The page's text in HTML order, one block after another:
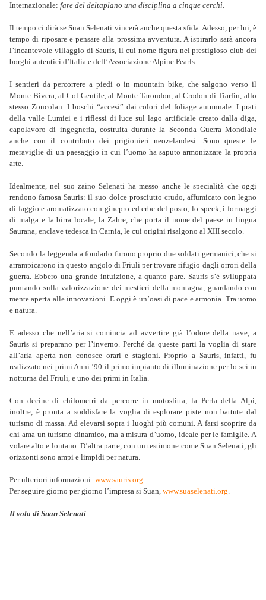
Internazionale: fare del deltaplano una disciplina a cinque cerchi.
Il tempo ci dirà se Suan Selenati vincerà anche questa sfida. Adesso, per lui, è
tempo di riposare e pensare alla prossima avventura. A ispirarlo sarà ancora
l’incantevole villaggio di Sauris, il cui nome figura nel prestigioso club dei
borghi autentici d’Italia e dell’Associazione Alpine Pearls.
I sentieri da percorrere a piedi o in mountain bike, che salgono verso il
Monte Bivera, al Col Gentile, al Monte Tarondon, al Crodon di Tiarfin, allo
stesso Zoncolan. I boschi “accesi” dai colori del foliage autunnale. I prati
della valle Lumiei e i riflessi di luce sul lago artificiale creato dalla diga,
capolavoro di ingegneria, costruita durante la Seconda Guerra Mondiale
anche con il contributo dei prigionieri neozelandesi. Sono queste le
meraviglie di un paesaggio in cui l’uomo ha saputo armonizzare la propria
arte.
Idealmente, nel suo zaino Selenati ha messo anche le specialità che oggi
rendono famosa Sauris: il suo dolce prosciutto crudo, affumicato con legno
di faggio e aromatizzato con ginepro ed erbe del posto; lo speck, i formaggi
di malga e la birra locale, la Zahre, che porta il nome del paese in lingua
Saurana, enclave tedesca in Carnia, le cui origini risalgono al XIII secolo.
Secondo la leggenda a fondarlo furono proprio due soldati germanici, che si
arrampicarono in questo angolo di Friuli per trovare rifugio dagli orrori della
guerra. Ebbero una grande intuizione, a quanto pare. Sauris s’è sviluppata
puntando sulla valorizzazione dei mestieri della montagna, guardando con
mente aperta alle innovazioni. E oggi è un’oasi di pace e armonia. Tra uomo
e natura.
E adesso che nell’aria si comincia ad avvertire già l’odore della nave, a
Sauris si preparano per l’inverno. Perché da queste parti la voglia di stare
all’aria aperta non conosce orari e stagioni. Proprio a Sauris, infatti, fu
realizzato nei primi Anni ’90 il primo impianto di illuminazione per lo sci in
notturna del Friuli, e uno dei primi in Italia.
Con decine di chilometri da percorre in motoslitta, la Perla della Alpi,
inoltre, è pronta a soddisfare la voglia di esplorare piste non battute dal
turismo di massa. Ad elevarsi sopra i luoghi più comuni. A farsi scoprire da
chi ama un turismo dinamico, ma a misura d’uomo, ideale per le famiglie. A
volare alto e lontano. D’altra parte, con un testimone come Suan Selenati, gli
orizzonti sono ampi e limpidi per natura.
Per ulteriori informazioni: www.sauris.org.
Per seguire giorno per giorno l’impresa si Suan, www.suaselenati.org.
Il volo di Suan Selenati